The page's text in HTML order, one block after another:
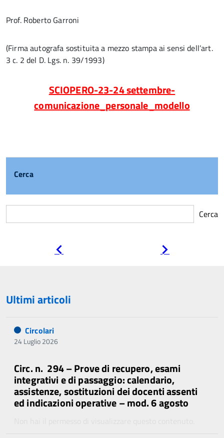
Prof. Roberto Garroni
(Firma autografa sostituita a mezzo stampa ai sensi dell’art.
3 c. 2 del D. Lgs. n. 39/1993)
SCIOPERO-23-24 settembre-
comunicazione_personale_modello
Cerca
Cerca
Ultimi articoli
Circolari
24 Luglio 2026
Circ. n. 294 – Prove di recupero, esami
integrativi e di passaggio: calendario,
assistenze, sostituzioni dei docenti assenti
ed indicazioni operative – mod. 6 agosto